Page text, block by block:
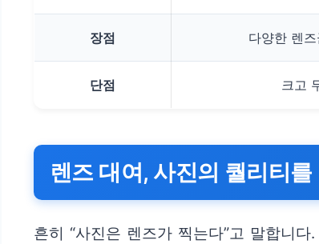
장점 다양한 렌
단점 크고
렌즈 대여, 사진의 퀄리티
흔히 “사진은 렌즈가 찍는다”고 말합니